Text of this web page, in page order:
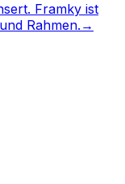
Framky ist
Rahmen. →